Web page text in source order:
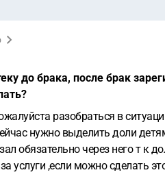
до брака, после брак
разобраться в
нужно выделить доли
обязательно через него т
за услуги ,если можно